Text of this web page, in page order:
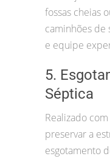
fossas cheias
caminhões de
e equipe
5.
Séptica
Realizado
preservar a
esgotamento